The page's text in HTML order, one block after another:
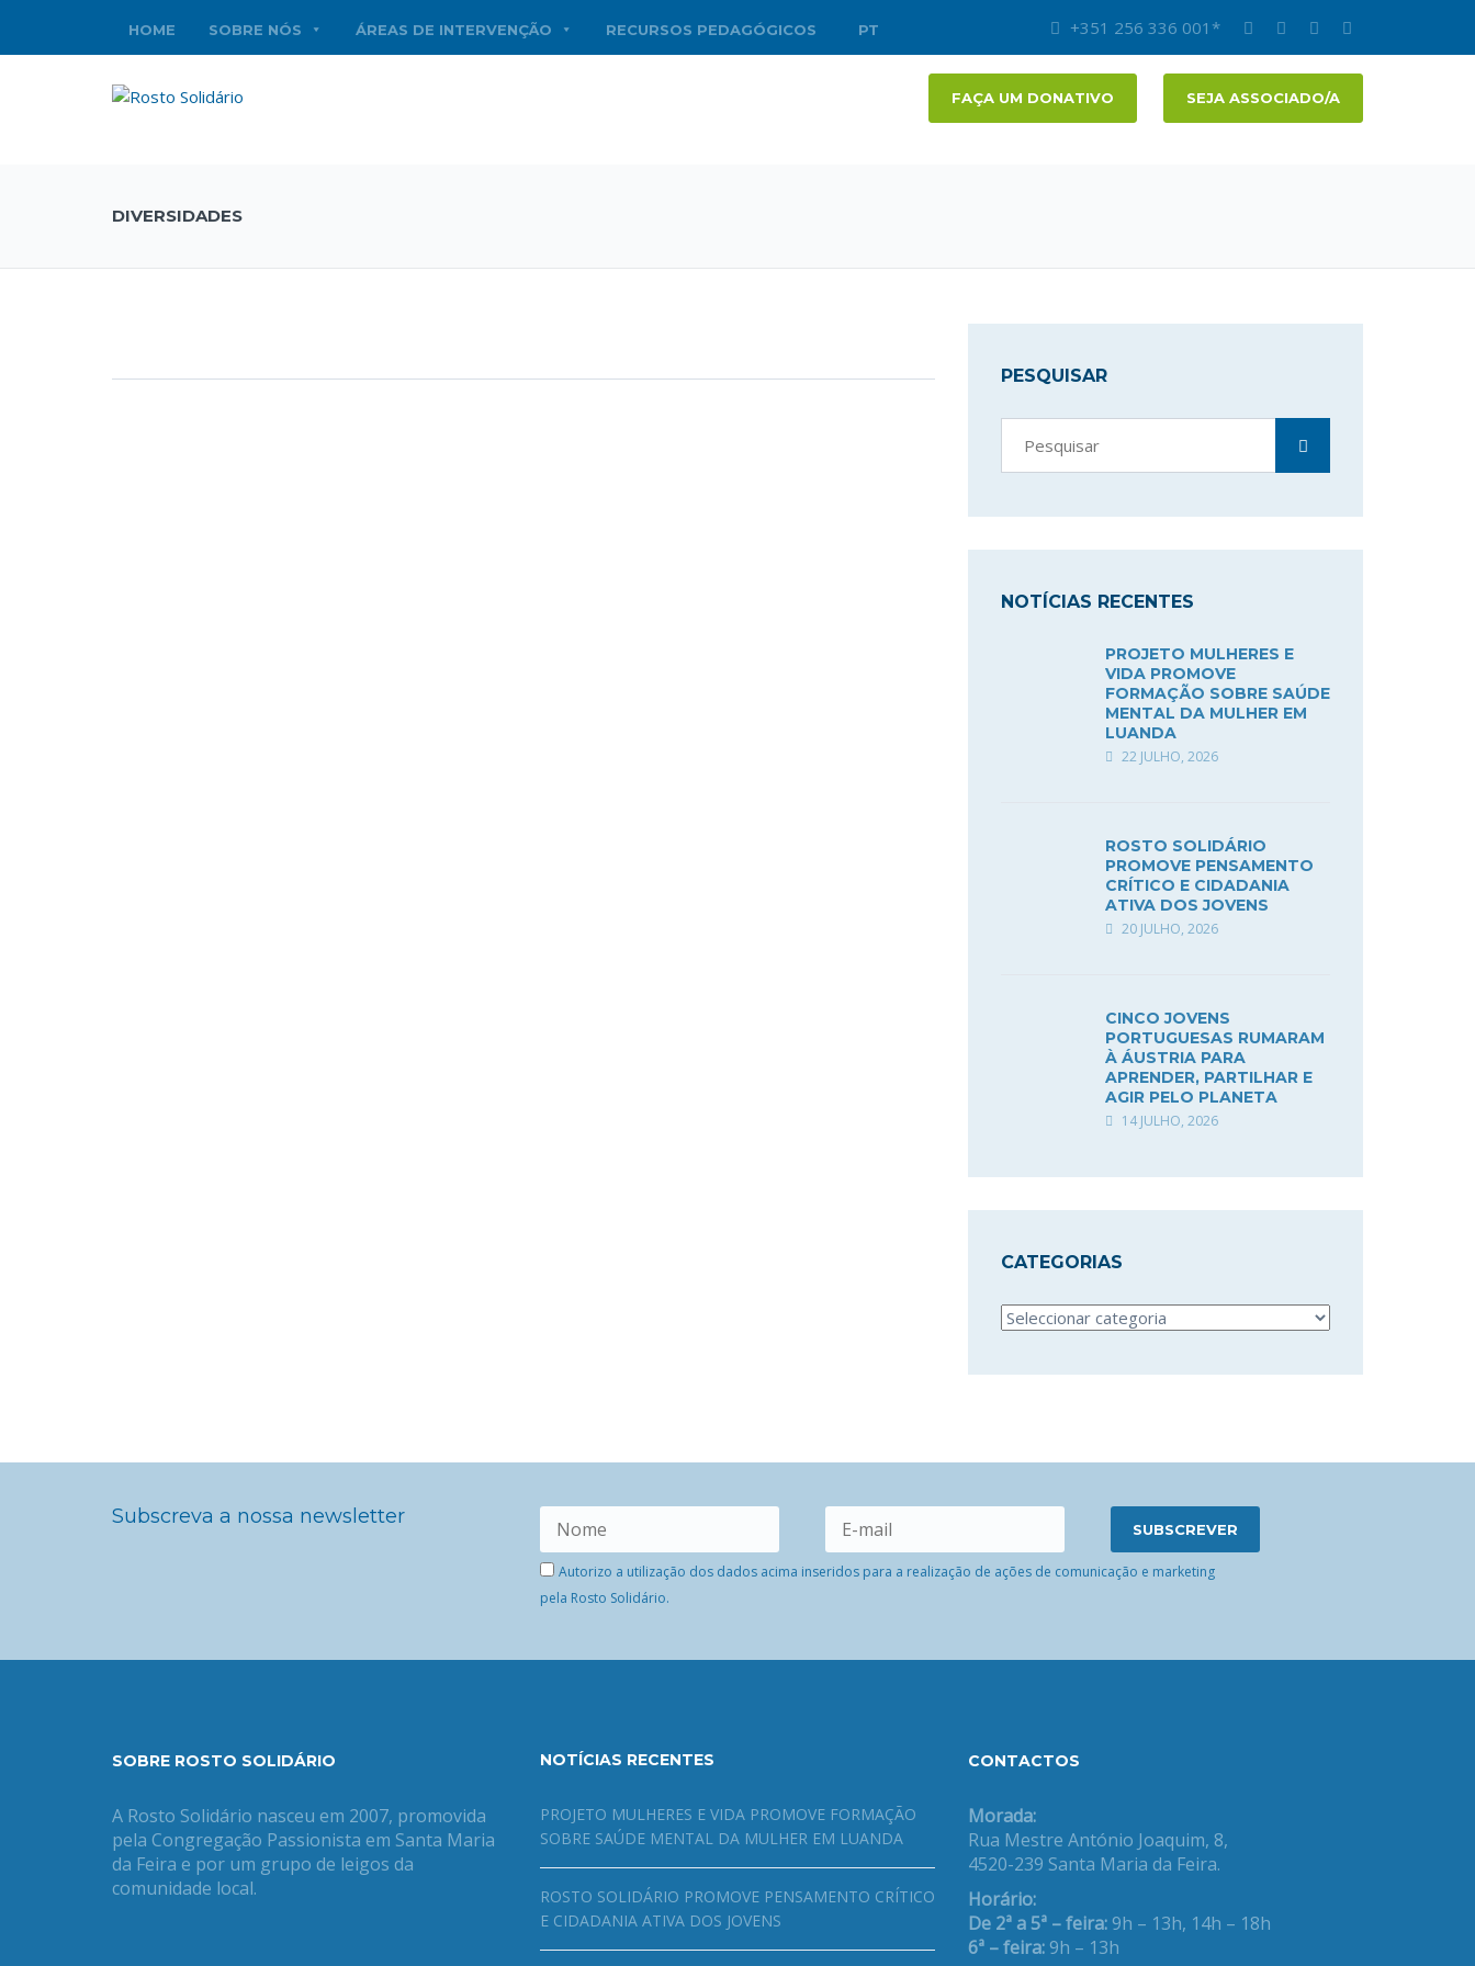
HOME SOBRE NÓS ÁREAS DE INTERVENÇÃO RECURSOS PEDAGÓGICOS PT +351 256 336 001*
FAÇA UM DONATIVO SEJA ASSOCIADO/A
DIVERSIDADES
PESQUISAR
NOTÍCIAS RECENTES
PROJETO MULHERES E
VIDA PROMOVE
FORMAÇÃO SOBRE SAÚDE
MENTAL DA MULHER EM
LUANDA
22 JULHO, 2026
ROSTO SOLIDÁRIO
PROMOVE PENSAMENTO
CRÍTICO E CIDADANIA
ATIVA DOS JOVENS
20 JULHO, 2026
CINCO JOVENS
PORTUGUESAS RUMARAM
À ÁUSTRIA PARA
APRENDER, PARTILHAR E
AGIR PELO PLANETA
14 JULHO, 2026
CATEGORIAS
Categorias
Subscreva a nossa newsletter
Autorizo a utilização dos dados acima inseridos para a realização de ações de comunicação e marketing
pela Rosto Solidário.
SOBRE ROSTO SOLIDÁRIO
A Rosto Solidário nasceu em 2007, promovida
pela Congregação Passionista em Santa Maria
da Feira e por um grupo de leigos da
comunidade local.
NOTÍCIAS RECENTES
PROJETO MULHERES E VIDA PROMOVE FORMAÇÃO
SOBRE SAÚDE MENTAL DA MULHER EM LUANDA
ROSTO SOLIDÁRIO PROMOVE PENSAMENTO CRÍTICO
E CIDADANIA ATIVA DOS JOVENS
CONTACTOS
Morada:
Rua Mestre António Joaquim, 8,
4520-239 Santa Maria da Feira.
Horário:
De 2ª a 5ª – feira: 9h – 13h, 14h – 18h
6ª – feira: 9h – 13h